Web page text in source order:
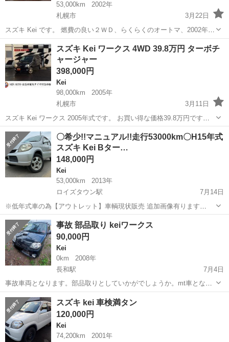
53,000km
2002年
札幌市
3月22日
スズキ Kei です。 燃費の良い２ＷＤ、らくらくのオートマ、2002年式
の車です。 装備などは、アルミホィール、両席エアーバッグ、衝突安
全ボディなどです。 便利なキーレス 、低価格、車検付（28年11月ま
で）もポイントです...
北海道 札幌市 Kei
スズキ Kei ワークス 4WD 39.8万円 ターボチ
ャージャー
398,000円
Kei
98,000km
2005年
札幌市
3月11日
スズキ Kei ワークス 2005年式です。 お買い得な価格39.8万円です。
寒冷地仕様の車で、 4WD、ターボチャージャー、衝突安全ボディな
ど、 純正エアロ、純正１５インチ、シートミラーヒーターも注目で
す。 年式(初度...
北海道 札幌市 Kei
〇希少!!マニュアル!!走行53000km〇H15年式
スズキ Kei Bター…
148,000円
Kei
53,000km
2013年
ロイズタウン駅
7月14日
※低年式車の為【アウトレット】車輌現状販売 追加画像有ります
https://www.kurumaerabi.com/usedcar/detail/33770-51/ 〇走行
53000km 〇希少車 〇5速マニ...
北海道 石狩郡 ロイズタウン駅 Kei
事故 部品取り keiワークス
90,000円
Kei
0km
2008年
長和駅
7月4日
事故車両となります。部品取りとしていかがでしょうか。mt車となっ
ております。 バラ売りは考えておりません。 フロントガラス割れ多数
ラジエーターからクーラント漏れあります。 エンジンはかかります。
社外品↓ 柿本改gt0...
北海道 伊達市 長和駅 Kei
スズキ kei 車検満タン
120,000円
Kei
74,200km
2001年